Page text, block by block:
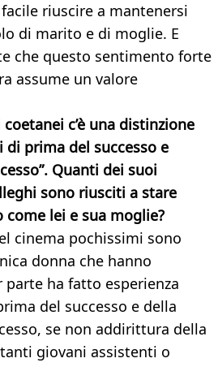
riuscire a mantenersi
di marito e di moglie. E
che questo sentimento forte
assume un valore
coetanei c’è una distinzione
prima del successo e
Quanti dei suoi
sono riusciti a stare
lei e sua moglie?
cinema pochissimi sono
donna che hanno
parte ha fatto esperienza
del successo e della
se non addirittura della
giovani assistenti o